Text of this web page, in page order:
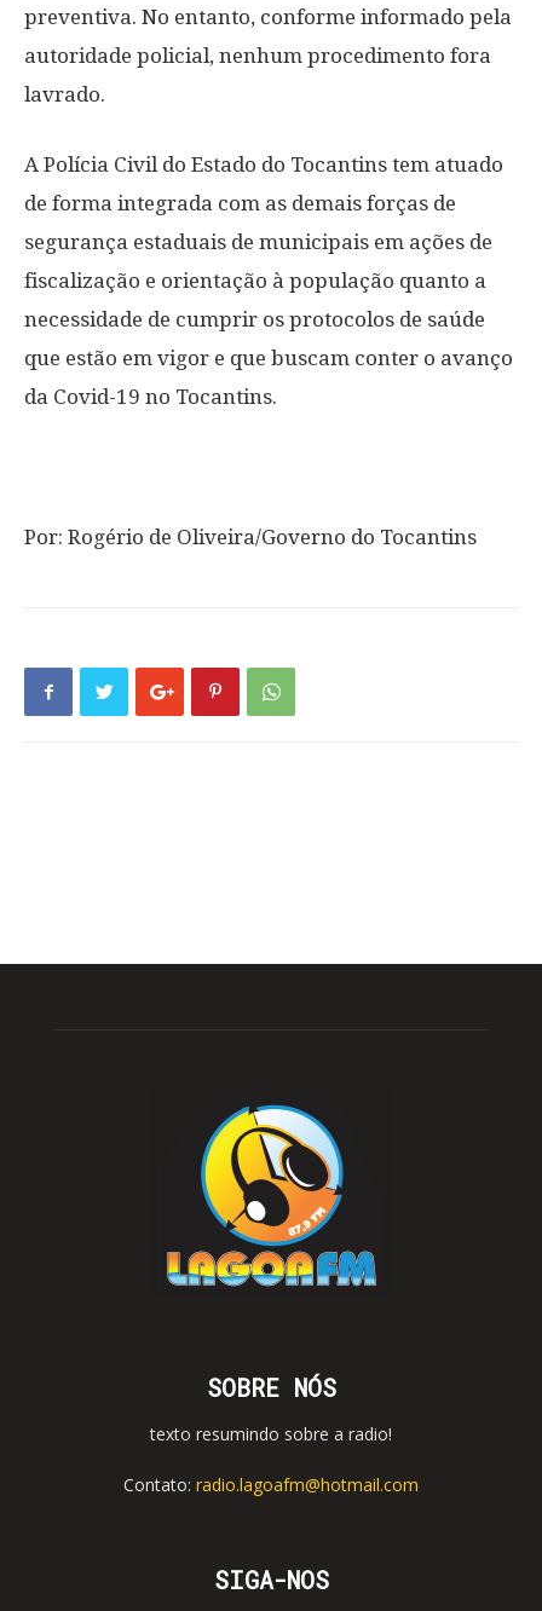
preventiva. No entanto, conforme informado pela
autoridade policial, nenhum procedimento fora
lavrado.
A Polícia Civil do Estado do Tocantins tem atuado
de forma integrada com as demais forças de
segurança estaduais de municipais em ações de
fiscalização e orientação à população quanto a
necessidade de cumprir os protocolos de saúde
que estão em vigor e que buscam conter o avanço
da Covid-19 no Tocantins.
Por: Rogério de Oliveira/Governo do Tocantins
SOBRE NÓS
texto resumindo sobre a radio!
Contato: radio.lagoafm@hotmail.com
SIGA-NOS